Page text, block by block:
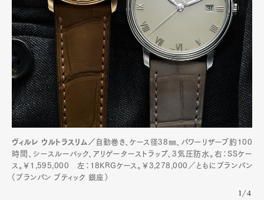
GourmetCars
ProductCultureLifestyle
ヴィルレ ウルトラスリム／ 自動巻き、ケース径38㎜、パワーリザーブ約100
時間、シースルーバック、アリゲーターストラップ、3気圧防水。右：SSケー
ス。￥1,595,000 左：18KRGケース。￥3,278,000／ともにブランパン
（ブランパン ブティック 銀座）
1/4